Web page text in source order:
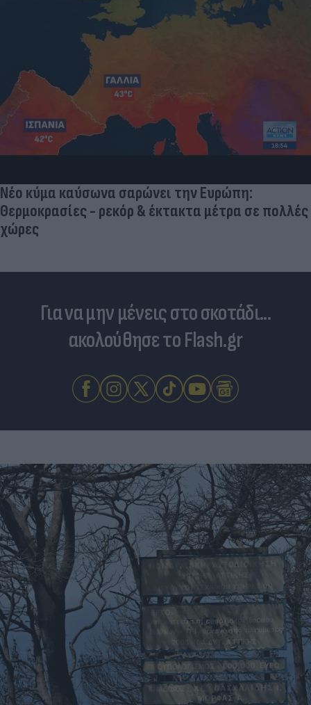
Δραματικός ο απολογισμός από τις μεγάλες
φωτιές - «Κόκκινα» 118 κτίρια σε 325 ελέγχους
Για να μην μένεις στο σκοτάδι...
ακολούθησε το Flash.gr